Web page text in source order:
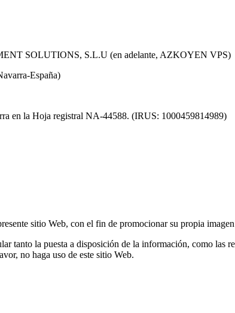
SOLUTIONS, S.L.U (en adelante, AZKOYEN VPS)
España)
en la Hoja registral NA-44588. (IRUS: 1000459814989)
sitio Web, con el fin de promocionar su propia
tanto la puesta a disposición de la información, como
no haga uso de este sitio Web.